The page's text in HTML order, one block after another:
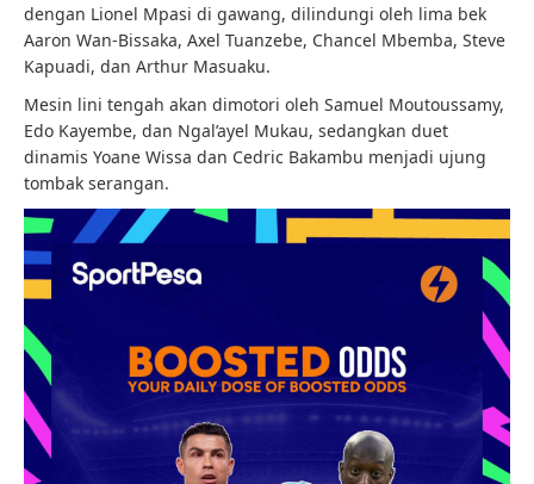
dengan Lionel Mpasi di gawang, dilindungi oleh lima bek
Aaron Wan-Bissaka, Axel Tuanzebe, Chancel Mbemba, Steve
Kapuadi, dan Arthur Masuaku.
Mesin lini tengah akan dimotori oleh Samuel Moutoussamy,
Edo Kayembe, dan Ngal’ayel Mukau, sedangkan duet
dinamis Yoane Wissa dan Cedric Bakambu menjadi ujung
tombak serangan.